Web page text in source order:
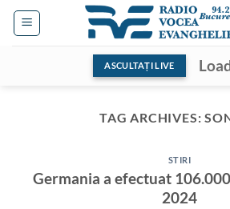
Skip
ASCULTAȚI LIVE
TAG ARCHIVES:
STIRI
Germania a efectuat
2024